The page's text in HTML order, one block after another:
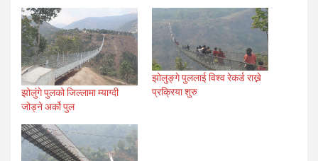
झोलुंगे पुलको जिल्लामा म्याग्दी
जोड्ने अर्को पुल
झोलुङ्गे पुललाई विश्व रेकर्ड राख्ने
प्रक्रिया शुरु